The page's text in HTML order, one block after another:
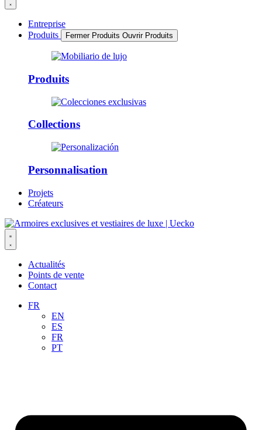
Entreprise
Produits
Fermer Produits Ouvrir Produits
Produits
Collections
Personnalisation
Projets
Créateurs
Actualités
Points de vente
Contact
FR
EN
ES
FR
PT